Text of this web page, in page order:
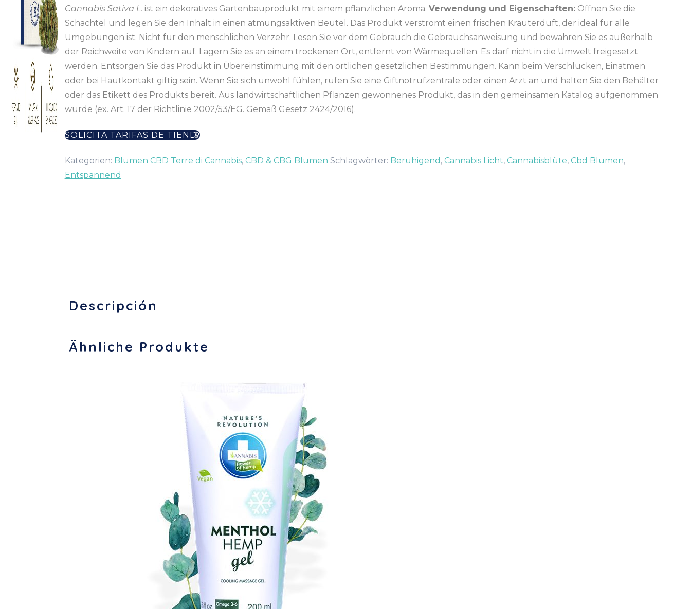
Cannabis Sativa L. ist ein dekoratives Gartenbauprodukt mit einem pflanzlichen Aroma. Verwendung und Eigenschaften:Öffnen Sie die
Schachtel und legen Sie den Inhalt in einen atmungsaktiven Beutel. Das Produkt verströmt einen frischen Kräuterduft, der ideal für alle
Umgebungen ist. Nicht für den menschlichen Verzehr. Lesen Sie vor dem Gebrauch die Gebrauchsanweisung und bewahren Sie es außerhalb
der Reichweite von Kindern auf. Lagern Sie es an einem trockenen Ort, entfernt von Wärmequellen. Es darf nicht in die Umwelt freigesetzt
werden. Entsorgen Sie das Produkt in Übereinstimmung mit den örtlichen gesetzlichen Bestimmungen. Kann beim Verschlucken, Einatmen
oder bei Hautkontakt giftig sein. Wenn Sie sich unwohl fühlen, rufen Sie eine Giftnotrufzentrale oder einen Arzt an und halten Sie den Behälter
oder das Etikett des Produkts bereit. Aus landwirtschaftlichen Pflanzen gewonnenes Produkt, das in den gemeinsamen Katalog aufgenommen
wurde (ex. Art. 17 der Richtlinie 2002/53/EG. Gemäß Gesetz 2424/2016).
SOLICITA TARIFAS DE TIENDA
Kategorien: Blumen CBD Terre di Cannabis, CBD & CBG Blumen Schlagwörter: Beruhigend , Cannabis Licht, Cannabisblüte, Cbd Blumen,
Entspannend
Descripción
Ähnliche Produkte